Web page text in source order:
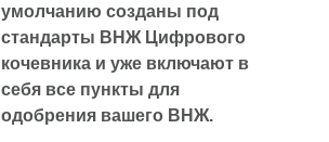
умолчанию созданы под
стандарты ВНЖ Цифрового
кочевника и уже включают в
себя все пункты для
одобрения вашего ВНЖ.